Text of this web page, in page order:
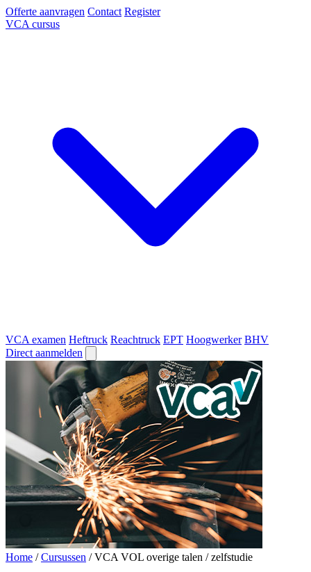
Offerte aanvragen Contact Register
VCA cursus
VCA examen Heftruck Reachtruck EPT Hoogwerker BHV
Direct aanmelden
Home / Cursussen / VCA VOL overige talen / zelfstudie